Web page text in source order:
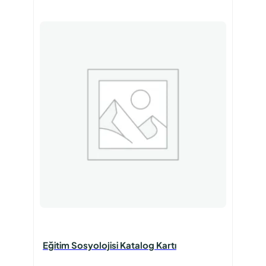
Eğitim Sosyolojisi Katalog Kartı